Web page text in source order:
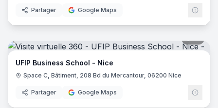
Partager Google Maps
UFIP Business School - Nice
Space C, Bâtiment, 208 Bd du Mercantour, 06200 Nice
Partager Google Maps